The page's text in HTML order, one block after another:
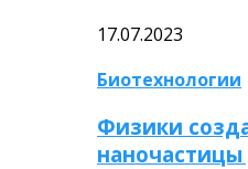
17.07.2023
Биотехнологии
Физики